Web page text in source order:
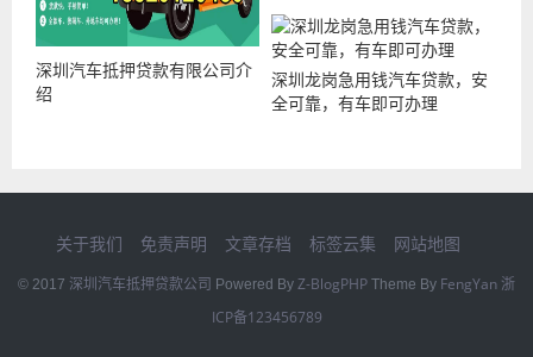
深圳汽车抵押贷款有限公司介
绍
深圳龙岗急用钱汽车贷款，安
全可靠，有车即可办理
关于我们 免责声明 文章存档 标签云集 网站地图
© 2017 深圳汽车抵押贷款公司 Powered By Z-BlogPHP Theme By FengYan 浙
ICP备123456789